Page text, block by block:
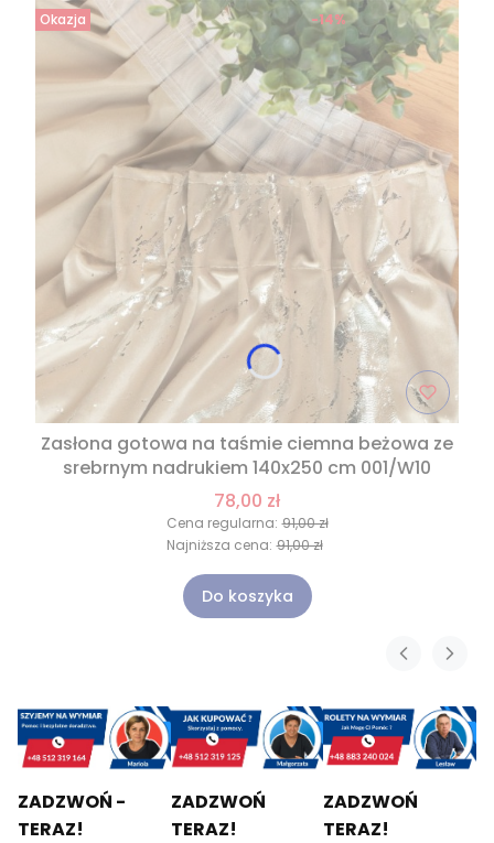
Okazja
Zasłona gotowa na taśmie ciemna beżowa ze
srebrnym nadrukiem 140x250 cm 001/W10
78,00 zł
Cena regularna: 91,00 zł
-14%
Najniższa cena: 91,00 zł
Do koszyka
ZADZWOŃ -
TERAZ!
ZADZWOŃ
TERAZ!
ZADZWOŃ
TERAZ!